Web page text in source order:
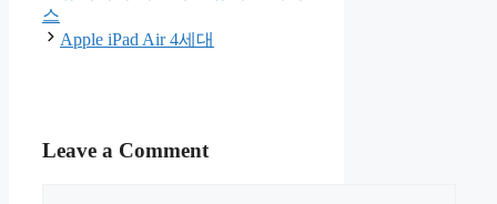
이 포스팅은 쿠팡 파트너스 활동의
일환으로, 이에 따른 일정액의 수
Post
navigation
유에이지 시빌리언 휴대폰 케이